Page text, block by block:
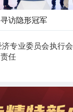
访隐形冠军
专业委员会执行
任